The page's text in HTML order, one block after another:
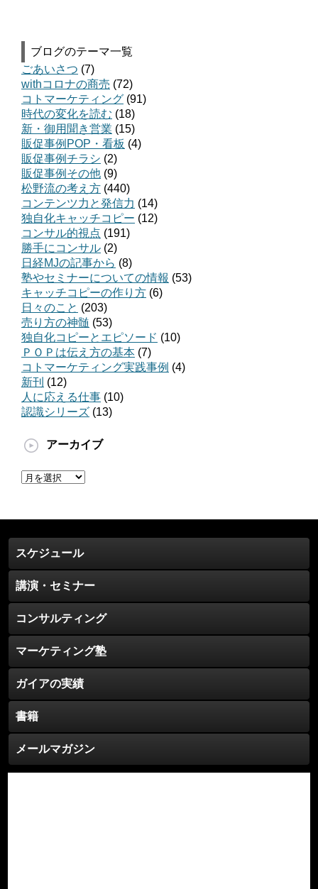
ブログのテーマ一覧
ごあいさつ (7)
withコロナの商売 (72)
コトマーケティング (91)
時代の変化を読む (18)
新・御用聞き営業 (15)
販促事例POP・看板 (4)
販促事例チラシ (2)
販促事例その他 (9)
松野流の考え方 (440)
コンテンツ力と発信力 (14)
独自化キャッチコピー (12)
コンサル的視点 (191)
勝手にコンサル (2)
日経MJの記事から (8)
塾やセミナーについての情報 (53)
キャッチコピーの作り方 (6)
日々のこと (203)
売り方の神髄 (53)
独自化コピーとエピソード (10)
ＰＯＰは伝え方の基本 (7)
コトマーケティング実践事例 (4)
新刊 (12)
人に応える仕事 (10)
認識シリーズ (13)
アーカイブ
ア
イ
ブ
スケジュール
講演・セミナー
コンサルティング
マーケティング塾
ガイアの実績
書籍
メールマガジン